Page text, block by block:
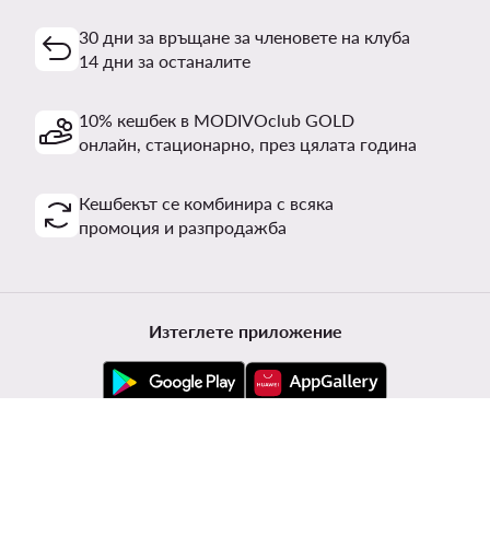
30 дни за връщане за членовете на клуба
14 дни за останалите
10% кешбек в MODIVOclub GOLD
онлайн, стационарно, през цялата година
Кешбекът се комбинира с всяка
промоция и разпродажба
Изтеглете приложение